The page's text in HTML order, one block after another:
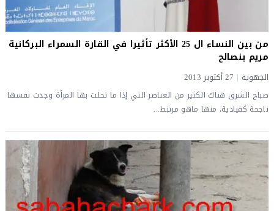
من بين النساء ال 25 الأكثر تأثيرا في القارة السمراء البركانية
مريم بنصالح
الجهوية 27 أكتوبر 2013
صباح الشرق هناك الكثير من العناصر التي إذا ما تحلت بها المرأة وجدت نفسها
ناجحة كقيادية، منها ماهو مرتبط...